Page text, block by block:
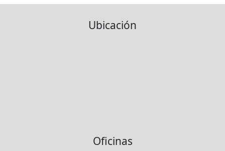
Ubicación
Oficinas